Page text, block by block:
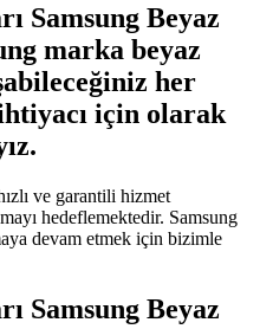
Samsung Beyaz
marka beyaz
her
için olarak
ve garantili hizmet
hedeflemektedir. Samsung
devam etmek için bizimle
Samsung Beyaz